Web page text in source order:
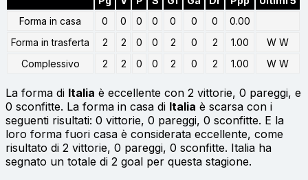
Forma in casa
0 0 0 0 0 0 0
0.00
Forma in trasferta
2 2 0 0 2 0 2 1.00
W W
Complessivo
2 2 0 0 2 0 2 1.00 W W
La forma di Italia è eccellente con 2 vittorie, 0 pareggi, e
0 sconfitte. La forma in casa di Italia è scarsa con i
seguenti risultati: 0 vittorie, 0 pareggi, 0 sconfitte. E la
loro forma fuori casa è considerata eccellente, come
risultato di 2 vittorie, 0 pareggi, 0 sconfitte. Italia ha
segnato un totale di 2 goal per questa stagione.